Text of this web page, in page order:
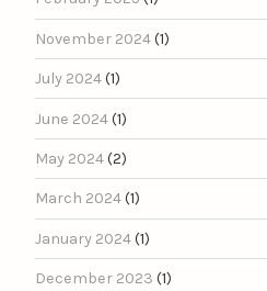
November 2024(1)
July 2024(1)
June 2024(1)
May 2024(2)
March 2024(1)
January 2024(1)
December 2023 (1)